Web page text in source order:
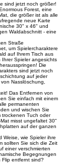
sind jetzt noch größer!
Forest, eine
die größer ist als alle
neue Karte
30" x 46" und
Waldabschnitt - eine
Straße
um Spielercharaktere
auf Ihrem Tisch aus
Spieler angesichts
Die
sind jetzt noch
auf jeder
Nasslöschung,
Das Entfernen von
Sie einfach mit einem
permanenten
und wischen Sie
trockenen Tuch oder
misst ungefaltet 30"
auf der ganzen
Weise, wie Spieler ihre
sollten Sie sich die Zeit
einer verschmierten
Begegnungen
Flip entfernt sind?